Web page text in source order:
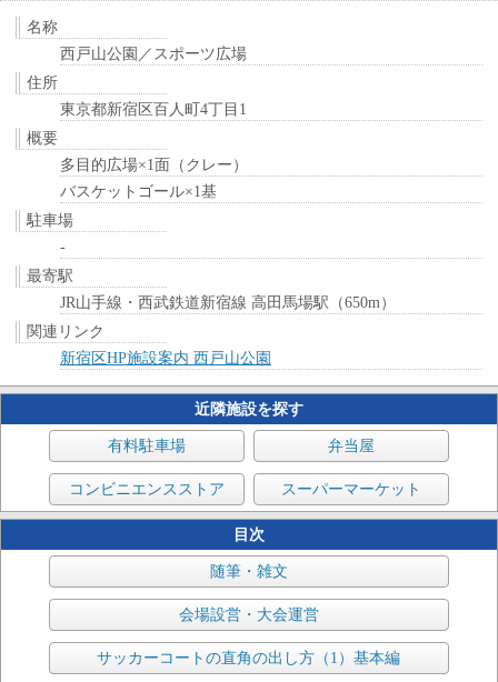
名称
西戸山公園／スポーツ広場
住所
東京都新宿区百人町4丁目1
概要
多目的広場×1面（クレー）
バスケットゴール×1基
駐車場
-
最寄駅
JR山手線・西武鉄道新宿線 高田馬場駅（650m）
関連リンク
新宿区HP施設案内 西戸山公園
近隣施設を探す
有料駐車場 弁当屋
コンビニエンスストア スーパーマーケット
目次
随筆・雑文
会場設営・大会運営
サッカーコートの直角の出し方（1）基本編